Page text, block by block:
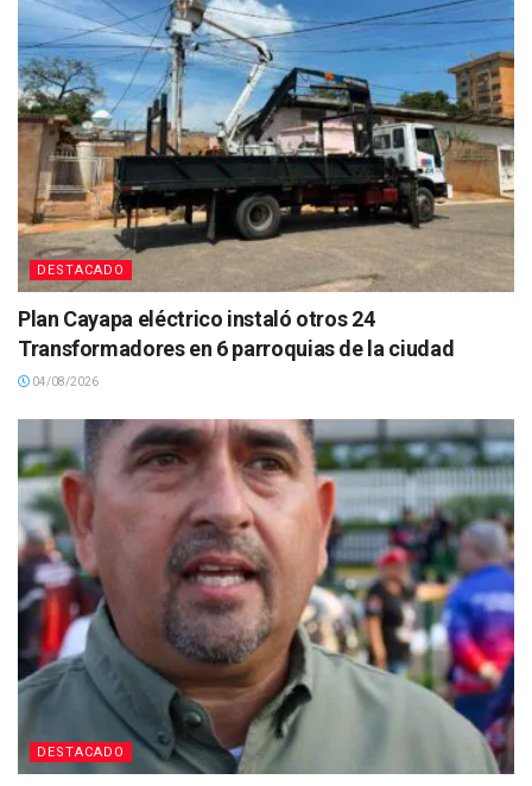
DESTACADO
Plan Cayapa eléctrico instaló otros 24
Transformadores en 6 parroquias de la ciudad
04/08/2026
DESTACADO